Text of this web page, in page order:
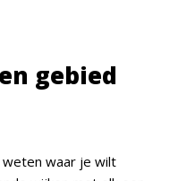
gebied
waar je wilt